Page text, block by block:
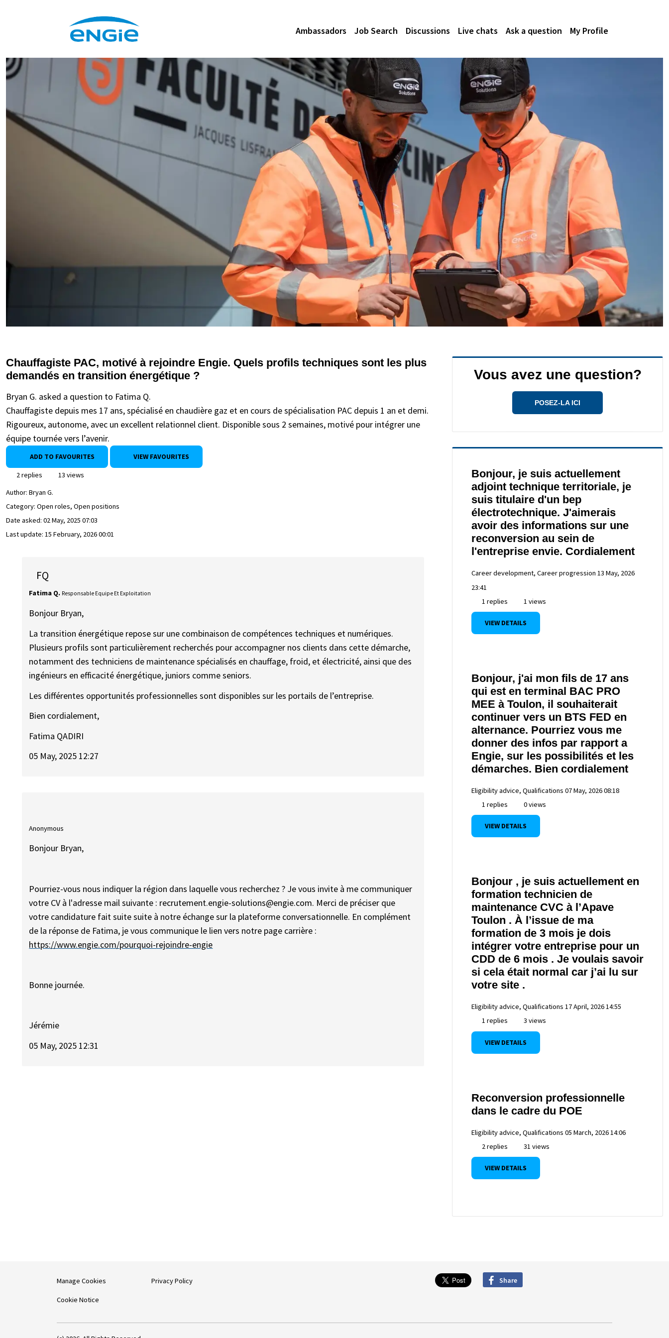
Ambassadors Job Search Discussions Live chats Ask a question My Profile
Chauffagiste PAC, motivé à rejoindre Engie. Quels profils techniques sont les plus
demandés en transition énergétique ?
Bryan G. asked a question to Fatima Q.
Chauffagiste depuis mes 17 ans, spécialisé en chaudière gaz et en cours de spécialisation PAC depuis 1 an et demi.
Rigoureux, autonome, avec un excellent relationnel client. Disponible sous 2 semaines, motivé pour intégrer une
équipe tournée vers l’avenir.
ADD TO FAVOURITES VIEW FAVOURITES
2 replies
13 views
Author: Bryan G.
Category: Open roles, Open positions
Date asked: 02 May, 2025 07:03
Last update: 15 February, 2026 00:01
FQ
Fatima Q. Responsable Equipe Et Exploitation
Bonjour Bryan,
La transition énergétique repose sur une combinaison de compétences techniques et numériques.
Plusieurs profils sont particulièrement recherchés pour accompagner nos clients dans cette démarche,
notamment des techniciens de maintenance spécialisés en chauffage, froid, et électricité, ainsi que des
ingénieurs en efficacité énergétique, juniors comme seniors.
Les différentes opportunités professionnelles sont disponibles sur les portails de l’entreprise.
Bien cordialement,
Fatima QADIRI
05 May, 2025 12:27
Anonymous
Bonjour Bryan,
Pourriez-vous nous indiquer la région dans laquelle vous recherchez ? Je vous invite à me communiquer
votre CV à l'adresse mail suivante : recrutement.engie-solutions@engie.com. Merci de préciser que
votre candidature fait suite suite à notre échange sur la plateforme conversationnelle. En complément
de la réponse de Fatima, je vous communique le lien vers notre page carrière :
https://www.engie.com/pourquoi-rejoindre-engie
Bonne journée.
Jérémie
05 May, 2025 12:31
Vous avez une question?
POSEZ-LA ICI
Bonjour, je suis actuellement
adjoint technique territoriale, je
suis titulaire d'un bep
électrotechnique. J'aimerais
avoir des informations sur une
reconversion au sein de
l'entreprise envie. Cordialement
Career development, Career progression 13 May, 2026
23:41
1 replies
1 views
VIEW DETAILS
Bonjour, j'ai mon fils de 17 ans
qui est en terminal BAC PRO
MEE à Toulon, il souhaiterait
continuer vers un BTS FED en
alternance. Pourriez vous me
donner des infos par rapport a
Engie, sur les possibilités et les
démarches. Bien cordialement
Eligibility advice, Qualifications 07 May, 2026 08:18
1 replies
0 views
VIEW DETAILS
Bonjour , je suis actuellement en
formation technicien de
maintenance CVC à l’Apave
Toulon . À l’issue de ma
formation de 3 mois je dois
intégrer votre entreprise pour un
CDD de 6 mois . Je voulais savoir
si cela était normal car j’ai lu sur
votre site .
Eligibility advice, Qualifications 17 April, 2026 14:55
1 replies
3 views
VIEW DETAILS
Reconversion professionnelle
dans le cadre du POE
Eligibility advice, Qualifications 05 March, 2026 14:06
2 replies
31 views
VIEW DETAILS
Manage Cookies
Cookie Notice
Privacy Policy Share